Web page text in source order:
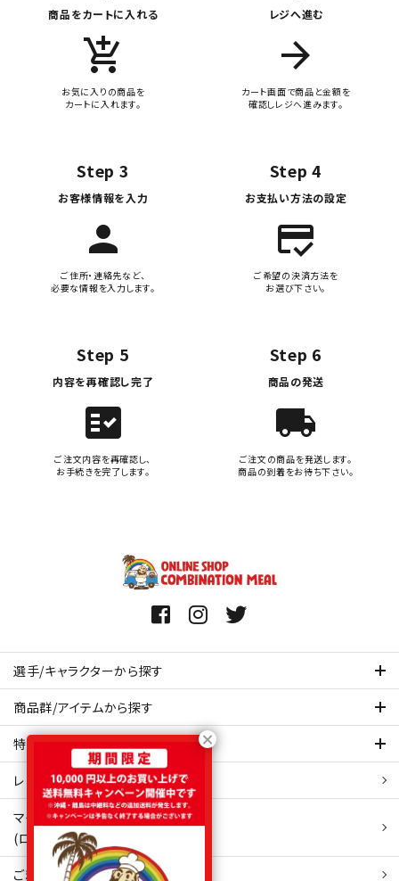
商品をカートに入れる
add_shopping_cart
お気に入りの商品を
カートに入れます。
レジへ進む
arrow_forward
カート画面で商品と金額を
確認しレジへ進みます。
Step 3
お客様情報を入力
person
ご住所・連絡先など、
必要な情報を入力します。
Step 4
お支払い方法の設定
credit_score
ご希望の決済方法を
お選び下さい。
Step 5
内容を再確認し完了
fact_check
ご注文内容を再確認し、
お手続きを完了します。
Step 6
商品の発送
local_shipping
ご注文の商品を発送します。
商品の到着をお待ち下さい。
選手/キャラクターから探す
商品群/アイテムから探す
特集ページを見てみる
レビュー・口コミ 一覧ページ
マイアカウント
(ログイン/新規会員登録)
ご利用ガイド